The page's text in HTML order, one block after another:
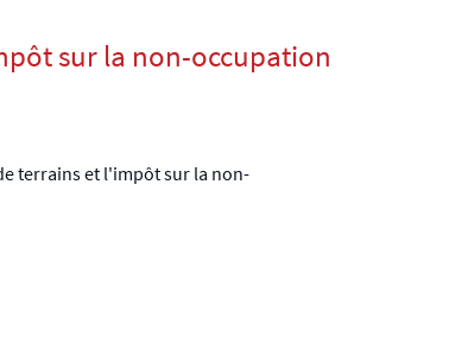
sur la non-occupation
terrains et l'impôt sur la non-